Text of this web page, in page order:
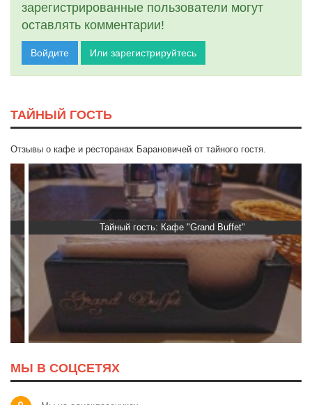
зарегистрированные пользователи могут
оставлять комментарии!
Войдите Или зарегистрируйтесь
ТАЙНЫЙ ГОСТЬ
Отзывы о кафе и ресторанах Барановичей от тайного гостя.
Тайный гость: Кафе "Grand Buffet"
МЫ В СОЦСЕТЯХ